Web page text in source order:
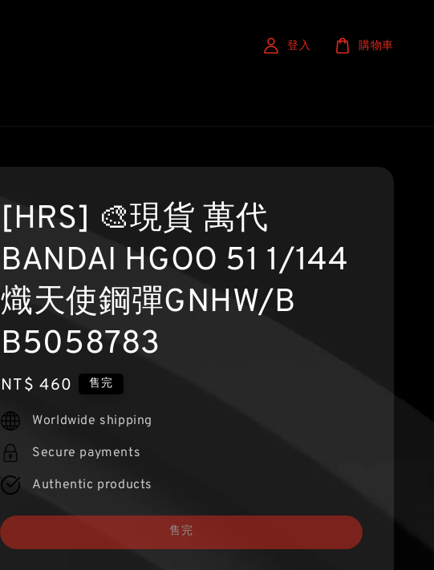
登入 購物車
[HRS] 🎨現貨 萬代
BANDAI HGOO 51 1/144
熾天使鋼彈GNHW/B
B5058783
Regular
price
NT$ 460 售完
Worldwide shipping
Secure payments
Authentic products
售完